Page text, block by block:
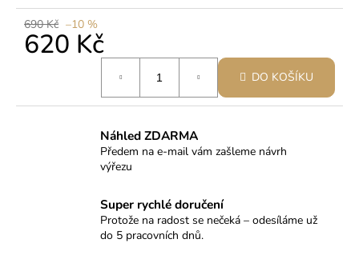
690 Kč –10 %
620 Kč
DO KOŠÍKU
Náhled ZDARMA
Předem na e-mail vám zašleme návrh
výřezu
Super rychlé doručení
Protože na radost se nečeká – odesíláme už
do 5 pracovních dnů.